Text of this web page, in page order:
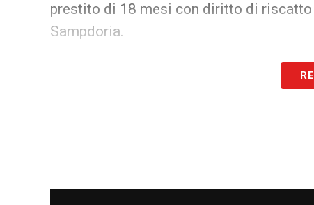
prestito di 18 mesi con diritto di
Sampdoria.
LA PLAYLIST DELLE NOSTRE TOP NEWS